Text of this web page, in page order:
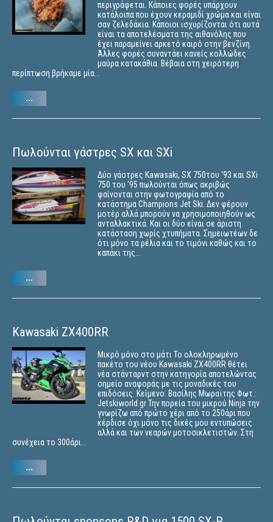
περιγράφεται. Κάποιες φορές υπάρχουν
κατάλοιπα που έχουν κεραμιδί χρώμα και είναι
σαν ζελεδάκια. Κάποιοι ισχυρίζονται ότι αυτά
είναι τα αποτελέσματα της αιθανόλης που
έχει παραμείνει αρκετό καιρό στην βενζίνη.
Άλλες φορές συναντάει κανείς κολλώδες
μαύρα κατακάθια. Βέβαια στη χειρότερη
περίπτωση βρήκαμε μία...
...
Πωλούνται γάστρες SX και SXi
Δύο γάστρες Kawasaki, SX 750του ‘93 και SXi
750 του ‘95 πωλούνται όπως ακριβώς
φαίνονται στην φωτογραφία από το
κατάστημα Champions Jet Ski. Δεν φέρουν
μοτέρ αλλά μπορούν να χρησιμοποιηθούν ως
ανταλλακτικά. Και οι δύο είναι σε άριστη
κατάσταση χωρίς χτυπήματα. Σημειωτέων δε
ότι μόνο τα ρέλια και το τιμόνι καθώς και το
καπάκι της...
...
Kawasaki ZX400RR
Μικρό μόνο στο μάτι Το ολοκληρωμένο
πακέτο του νέου Kawasaki ZX400RR θέτει
νέα στάνταρντ στην κατηγορία αποτελώντας
σημείο αναφοράς με τις μοναδικές του
επιδόσεις. Κείμενο: Βασίλης Μωραϊτης Φωτ.:
Jetskiworld.gr Την πορεία του μικρού Ninja την
γνωρίζω από πρώτο χέρι από το 250άρι που
κέρδισε όχι μόνο τις δικές μου εντυπώσεις
αλλά και των νεαρών μοτοσικλετιστών. Στη
συνέχεια το 300άρι...
...